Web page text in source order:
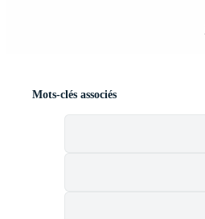
Mots-clés associés